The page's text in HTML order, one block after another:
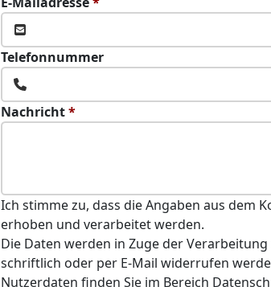
Telefonnummer
Nachricht*
Ich stimme zu, dass die Angaben aus
erhoben und verarbeitet werden.
Die Daten werden in Zuge der
schriftlich oder per E-Mail widerrufen
Nutzerdaten finden Sie im Bereich